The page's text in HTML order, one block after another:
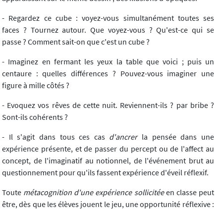
- Regardez ce cube : voyez-vous simultanément toutes ses
faces ? Tournez autour. Que voyez-vous ? Qu'est-ce qui se
passe ? Comment sait-on que c'est un cube ?
- Imaginez en fermant les yeux la table que voici ; puis un
centaure : quelles différences ? Pouvez-vous imaginer une
figure à mille côtés ?
- Evoquez vos rêves de cette nuit. Reviennent-ils ? par bribe ?
Sont-ils cohérents ?
- Il s'agit dans tous ces cas d'ancrerla pensée dans une
expérience présente, et de passer du percept ou de l'affect au
concept, de l'imaginatif au notionnel, de l'événement brut au
questionnement pour qu'ils fassent expérience d'éveil réflexif.
Toute métacognition d'une expérience sollicitéeen classe peut
être, dès que les élèves jouent le jeu, une opportunité réflexive :